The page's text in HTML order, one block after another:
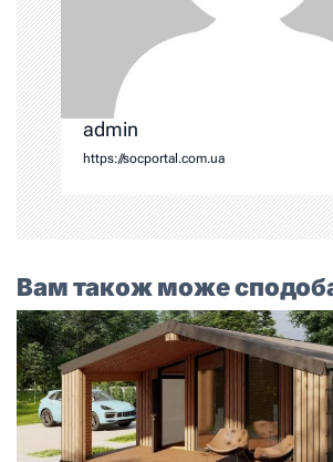
admin
https://socportal.com.ua
Вам також може